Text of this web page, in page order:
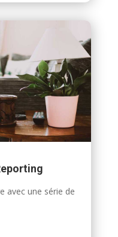
avec une série de